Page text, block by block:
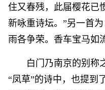
住又春残，此届樱花已
新咏重诗坛。”另一首
雨各争荣。香车宝马如
白门乃南京的别称
“凤草”的诗中，也提到